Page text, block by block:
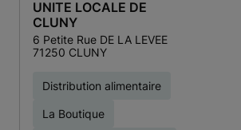
UNITE LOCALE DE
CLUNY
6 Petite Rue DE LA LEVEE
71250 CLUNY
Distribution alimentaire
La Boutique